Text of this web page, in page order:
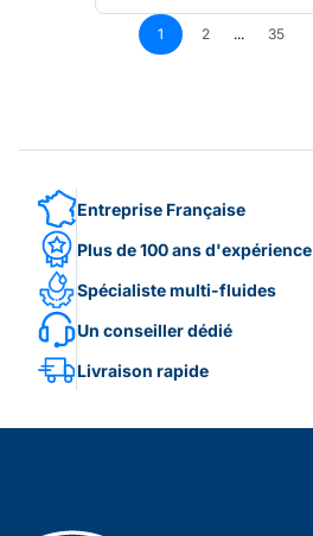
1 2 ... 35
Entreprise Française
Plus de 100 ans d'expérience
Spécialiste multi-fluides
Un conseiller dédié
Livraison rapide